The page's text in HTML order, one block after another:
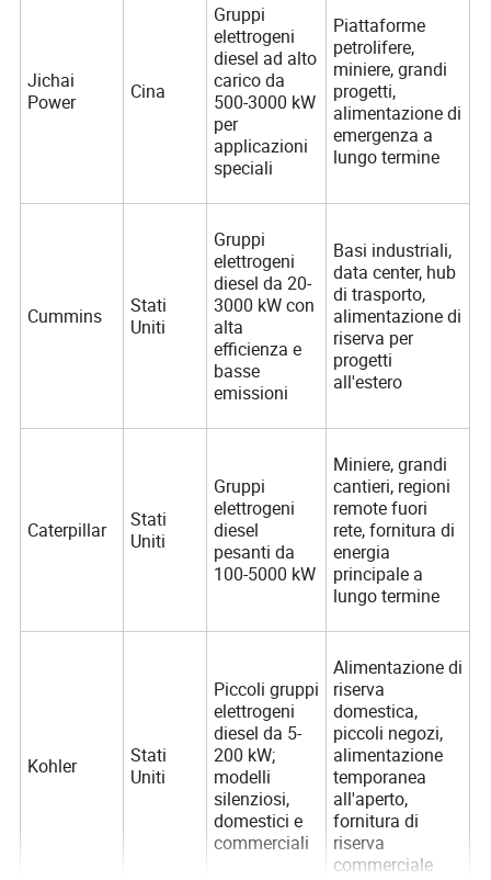
Jichai
Power
Cina
Gruppi
elettrogeni
diesel ad alto
carico da
500-3000 kW
per
applicazioni
speciali
Piattaforme
petrolifere,
miniere, grandi
progetti,
alimentazione di
emergenza a
lungo termine
Cummins
Stati
Uniti
Gruppi
elettrogeni
diesel da 20-
3000 kW con
alta
efficienza e
basse
emissioni
Basi industriali,
data center, hub
di trasporto,
alimentazione di
riserva per
progetti
all'estero
Caterpillar
Stati
Uniti
Gruppi
elettrogeni
diesel
pesanti da
100-5000 kW
Miniere, grandi
cantieri, regioni
remote fuori
rete, fornitura di
energia
principale a
lungo termine
Kohler
Stati
Uniti
Piccoli gruppi
elettrogeni
diesel da 5-
200 kW;
modelli
silenziosi,
domestici e
commerciali
Alimentazione di
riserva
domestica,
piccoli negozi,
alimentazione
temporanea
all'aperto,
fornitura di
riserva
commerciale